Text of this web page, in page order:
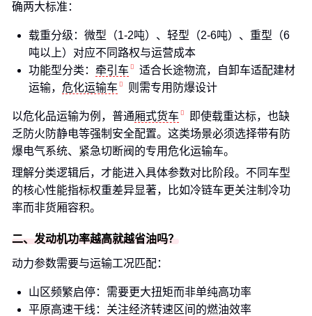
确两大标准：
载重分级：微型（1-2吨）、轻型（2-6吨）、重型（6
吨以上）对应不同路权与运营成本
功能型分类： 牵引车
适合长途物流，自卸车适配建材
运输， 危化运输车 则需专用防爆设计
以危化品运输为例，普通厢式货车
即使载重达标，也缺
乏防火防静电等强制安全配置。这类场景必须选择带有防
爆电气系统、紧急切断阀的专用危化运输车。
理解分类逻辑后，才能进入具体参数对比阶段。不同车型
的核心性能指标权重差异显著，比如冷链车更关注制冷功
率而非货厢容积。
二、发动机功率越高就越省油吗？
动力参数需要与运输工况匹配：
山区频繁启停：需要更大扭矩而非单纯高功率
平原高速干线：关注经济转速区间的燃油效率